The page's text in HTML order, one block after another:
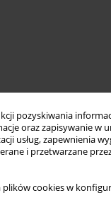
pozyskiwania
oraz zapisywanie w
usług, zapewnienia
i przetwarzane
cookies w